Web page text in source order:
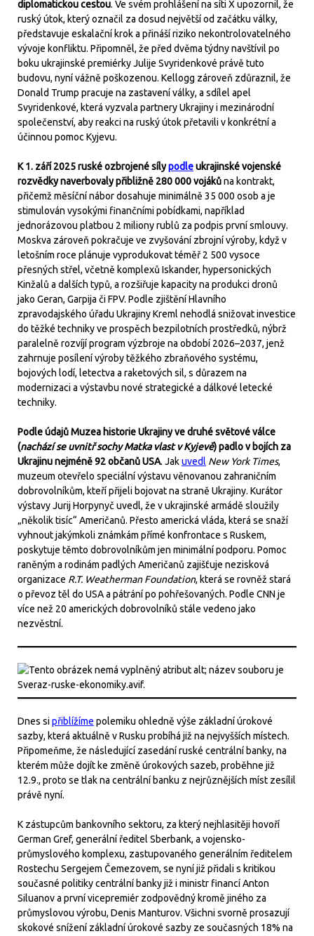
diplomatickou cestou. Ve svém prohlášení na síti X upozornil, že
ruský útok, který označil za dosud největší od začátku války,
představuje eskalační krok a přináší riziko nekontrolovatelného
vývoje konfliktu. Připomněl, že před dvěma týdny navštívil po
boku ukrajinské premiérky Julije Svyridenkové právě tuto
budovu, nyní vážně poškozenou. Kellogg zároveň zdůraznil, že
Donald Trump pracuje na zastavení války, a sdílel apel
Svyridenkové, která vyzvala partnery Ukrajiny i mezinárodní
společenství, aby reakci na ruský útok přetavili v konkrétní a
účinnou pomoc Kyjevu.
K 1. září 2025 ruské ozbrojené sílypodleukrajinské vojenské
rozvědky naverbovaly přibližně 280 000 vojákůna kontrakt,
přičemž měsíční nábor dosahuje minimálně 35 000 osob a je
stimulován vysokými finančními pobídkami, například
jednorázovou platbou 2 miliony rublů za podpis první smlouvy.
Moskva zároveň pokračuje ve zvyšování zbrojní výroby, když v
letošním roce plánuje vyprodukovat téměř 2 500 vysoce
přesných střel, včetně komplexů Iskander, hypersonických
Kinžalů a dalších typů, a rozšiřuje kapacity na produkci dronů
jako Geran, Garpija či FPV. Podle zjištění Hlavního
zpravodajského úřadu Ukrajiny Kreml nehodlá snižovat investice
do těžké techniky ve prospěch bezpilotních prostředků, nýbrž
paralelně rozvíjí program výzbroje na období 2026–2037, jenž
zahrnuje posílení výroby těžkého zbraňového systému,
bojových lodí, letectva a raketových sil, s důrazem na
modernizaci a výstavbu nové strategické a dálkové letecké
techniky.
Podle údajů Muzea historie Ukrajiny ve druhé světové válce
(nachází se uvnitř sochy Matka vlast v Kyjevě) padlo v bojích za
Ukrajinu nejméně 92 občanů USA. Jakuvedl New York Times,
muzeum otevřelo speciální výstavu věnovanou zahraničním
dobrovolníkům, kteří přijeli bojovat na straně Ukrajiny. Kurátor
výstavy Jurij Horpynyč uvedl, že v ukrajinské armádě sloužily
„několik tisíc“ Američanů. Přesto americká vláda, která se snaží
vyhnout jakýmkoli známkám přímé konfrontace s Ruskem,
poskytuje těmto dobrovolníkům jen minimální podporu. Pomoc
raněným a rodinám padlých Američanů zajišťuje nezisková
organizace R.T. Weatherman Foundation, která se rovněž stará
o převoz těl do USA a pátrání po pohřešovaných. Podle CNN je
více než 20 amerických dobrovolníků stále vedeno jako
nezvěstní.
Dnes sipřiblížíme polemiku ohledně výše základní úrokové
sazby, která aktuálně v Rusku probíhá již na nejvyšších místech.
Připomeňme, že následující zasedání ruské centrální banky, na
kterém může dojít ke změně úrokových sazeb, proběhne již
12.9., proto se tlak na centrální banku z nejrůznějších míst zesílil
právě nyní.
K zástupcům bankovního sektoru, za který nejhlasitěji hovoří
German Gref, generální ředitel Sberbank, a vojensko-
průmyslového komplexu, zastupovaného generálním ředitelem
Rostechu Sergejem Čemezovem, se nyní již přidali s kritikou
současné politiky centrální banky již i ministr financí Anton
Siluanov a první vicepremiér zodpovědný kromě jiného za
průmyslovou výrobu, Denis Manturov. Všichni svorně prosazují
skokové snížení základní úrokové sazby ze současných 18% na